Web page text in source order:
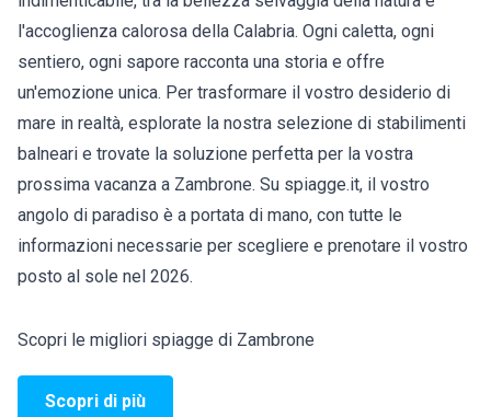
l'accoglienza calorosa della Calabria. Ogni caletta, ogni
sentiero, ogni sapore racconta una storia e offre
un'emozione unica. Per trasformare il vostro desiderio di
mare in realtà, esplorate la nostra selezione di stabilimenti
balneari e trovate la soluzione perfetta per la vostra
prossima vacanza a Zambrone. Su spiagge.it, il vostro
angolo di paradiso è a portata di mano, con tutte le
informazioni necessarie per scegliere e prenotare il vostro
posto al sole nel 2026.
Scopri le migliori spiagge di Zambrone
Scopri di più